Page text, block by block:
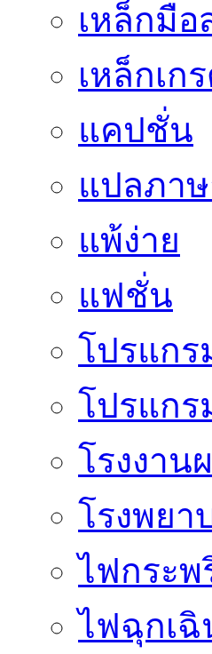
เหล็กมือ
เหล็กเก
แคปชั่น
แปลภา
แพ้ง่าย
แฟชั่น
โปรแกร
โปรแก
โรงงาน
โรงพยา
ไฟกระพ
ไฟฉุกเฉิ